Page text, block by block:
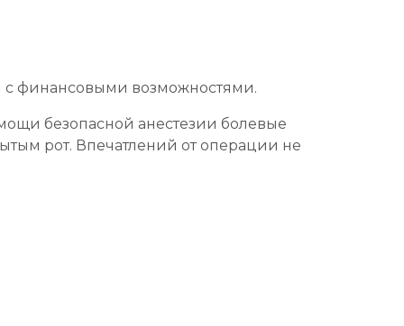
с финансовыми возможностями.
безопасной анестезии болевые
рот. Впечатлений от операции не